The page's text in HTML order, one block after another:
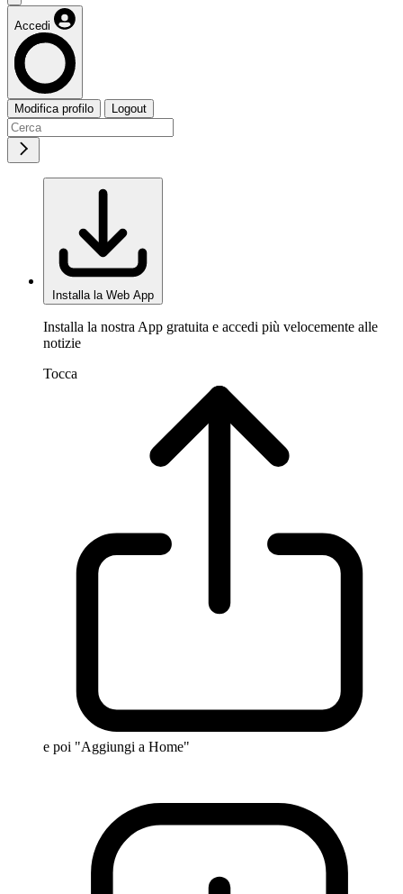
Accedi
Modifica profilo Logout
Installa la Web App
Installa la nostra App gratuita e accedi più velocemente alle
notizie
Tocca
e poi "Aggiungi a Home"